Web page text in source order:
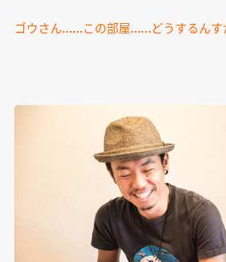
ゴウさん……この部屋……どうするんす